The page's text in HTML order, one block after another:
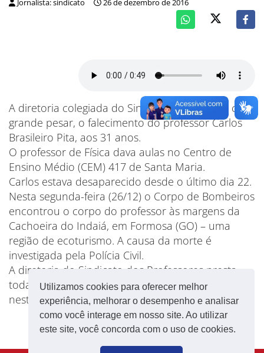
Utilizamos cookies para oferecer melhor
experiência, melhorar o desempenho e analisar
como você interage em nosso site. Ao utilizar
este site, você concorda com o uso de cookies.
Jornalista: sindicato 26 de dezembro de 2016
A diretoria colegiada do Sinpro-DF comunica, com
grande pesar, o falecimento do professor Carlos
Brasileiro Pita, aos 31 anos.
O professor de Física dava aulas no Centro de
Ensino Médio (CEM) 417 de Santa Maria.
Carlos estava desaparecido desde o último dia 22.
Nesta segunda-feira (26/12) o Corpo de Bombeiros
encontrou o corpo do professor às margens da
Cachoeira do Indaiá, em Formosa (GO) – uma
região de ecoturismo. A causa da morte é
investigada pela Polícia Civil.
A diretoria do Sindicato dos Professores presta
toda sua solidariedade à família e aos amigos
neste momento de dor.